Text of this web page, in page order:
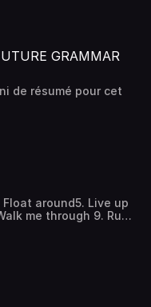
GRAMMAR
de résumé pour cet
around5. Live up
me through 9. Run